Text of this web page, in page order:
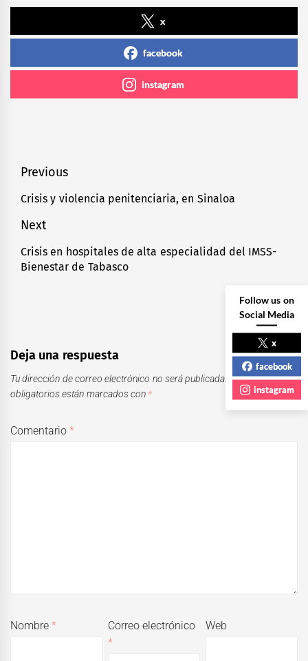
x
facebook
instagram
Navegación
de
entradas
Previous
Previous
Crisis y violencia penitenciaria, en Sinaloa
Next
Next
post:
Crisis en hospitales de alta especialidad del IMSS-
Bienestar de Tabasco
Deja una respuesta
Tu dirección de correo electrónico no será publicada.
Los campos
obligatorios están marcados con *
Comentario*
Nombre*
Correo electrónico
*
Web
Follow us on
Social Media
x
facebook
instagram